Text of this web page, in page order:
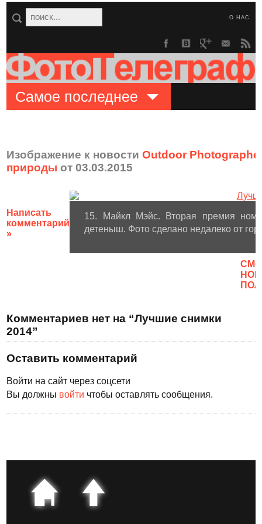
О НАС
Самое последнее
Изображение к новостиOutdoor
природы от 03.03.2015
Написать
комментарий
»
15. Майкл Мэйс. Вторая премия
детеныш. Фото сделано недалеко от
Комментариев нет на “Лучшие снимки
2014”
Оставить комментарий
Войти на сайт через соцсети
Вы должны войти чтобы оставлять сообщения.